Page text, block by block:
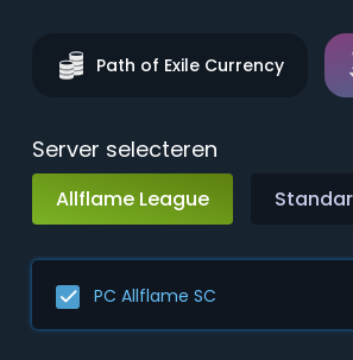
Path of Exile Currency
Server selecteren
Allflame League
PC Allflame SC